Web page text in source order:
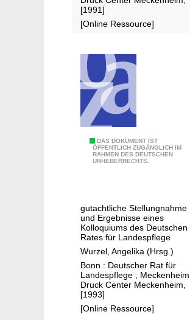
u
t
z
L
n
d
t
s
p
f
l
e
g
e
[1991]
[Online Ressource]
DAS DOKUMENT IST
ÖFFENTLICH ZUGÄNGLICH IM
RAHMEN DES DEUTSCHEN
URHEBERRECHTS.
e
n
ü
b
u
n
g
s
gutachtliche Stellungnahme
und Ergebnisse eines
Kolloquiums des Deutschen
Rates für Landespflege
Wurzel, Angelika (Hrsg.)
Bonn : Deutscher Rat für
Landespflege ;
Druck Center Meckenheim,
[1993]
[Online Ressource]